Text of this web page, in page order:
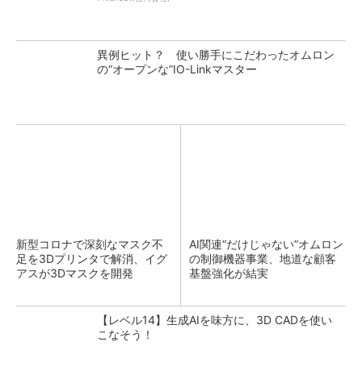
異例ヒット？ 使い勝手にこだわったオムロン
の“オープンな”IO-Linkマスター
新型コロナで深刻なマスク不
足を3Dプリンタで解消、イグ
アスが3Dマスクを開発
AI関連“だけじゃない”オムロン
の制御機器事業、地道な顧客
基盤強化が結実
【レベル14】生成AIを味方に、3D CADを使い
こなそう！